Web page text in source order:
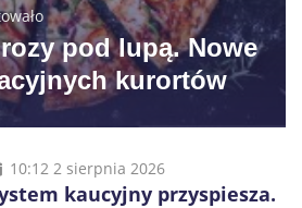
pod lupą. Nowe
kurortów
10:12 2 sierpnia 2026
kaucyjny przyspiesza.